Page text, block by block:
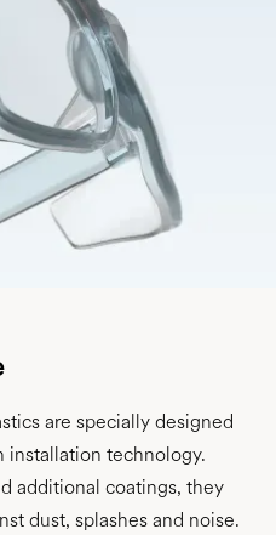
are specially designed
installation technology.
additional coatings, they
dust, splashes and noise.